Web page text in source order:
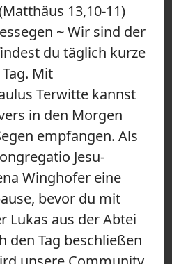
13,10-11)
~ Wir sind der
du täglich kurze
Mit
Terwitte kannst
in den Morgen
empfangen. Als
Jesu-
Winghofer eine
bevor du mit
Lukas aus der Abtei
den Tag beschließen